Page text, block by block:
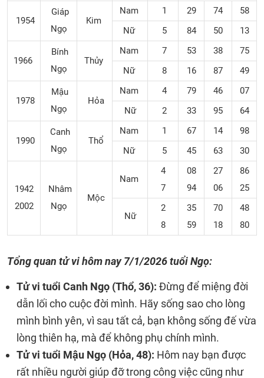
1954
Giáp
Ngọ
Kim
Nam 1 29 74
58
Nữ
5 84 50 13
1966
Bính
Ngọ
Thủy
Nam 7 53 38
75
Nữ
8 16 87 49
1978
Mậu
Ngọ
Hỏa
Nam 4 79 46
07
Nữ
2 33 95 64
1990
Canh
Ngọ
Thổ
Nam 1 67 14
98
Nữ
5 45 63 30
1942
2002
Nhâm
Ngọ
Mộc
Nam
4
7
08
94
27
06
86
25
Nữ
2
8
35
59
70
18
48
80
Tổng quan tử vi hôm nay7/1/2026 tuổi Ngọ:
Tử vi tuổi Canh Ngọ (Thổ, 36): Đừng để miệng đời
dẫn lối cho cuộc đời mình. Hãy sống sao cho lòng
mình bình yên, vì sau tất cả, bạn không sống đế vừa
lòng thiên hạ, mà để không phụ chính mình.
Tử vi tuổi Mậu Ngọ (Hỏa, 48): Hôm nay bạn được
rất nhiều người giúp đỡ trong công việc cũng như